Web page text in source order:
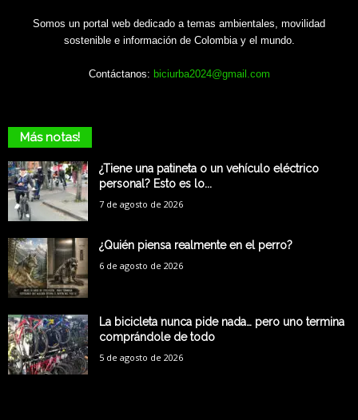
Somos un portal web dedicado a temas ambientales, movilidad
sostenible e información de Colombia y el mundo.
Contáctanos: biciurba2024@gmail.com
Más notas!
¿Tiene una patineta o un vehículo eléctrico
personal? Esto es lo...
7 de agosto de 2026
¿Quién piensa realmente en el perro?
6 de agosto de 2026
La bicicleta nunca pide nada… pero uno termina
comprándole de todo
5 de agosto de 2026